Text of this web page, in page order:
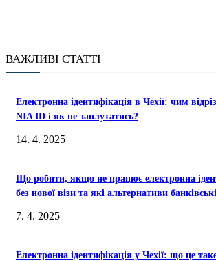
ВАЖЛИВІ СТАТТІ
Електронна ідентифікація в Чехії: чим
NIA ID і як не заплутатись?
14. 4. 2025
Що робити, якщо не працює електронна
без нової візи та які альтернативи
7. 4. 2025
Електронна ідентифікація у Чехії: що це